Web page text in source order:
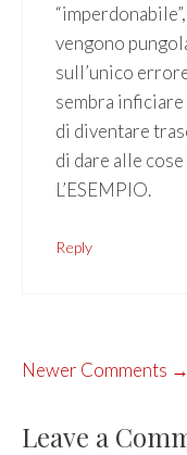
vengono
sull’unico
sembra
di diventare
di dare alle
L’ESEMPIO.
Reply
COMMENT
Newer Comments →
Leave a